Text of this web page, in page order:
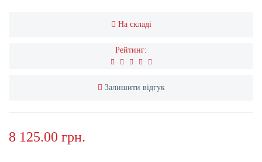
На складі
Рейтинг:
Залишити відгук
8 125.00 грн.